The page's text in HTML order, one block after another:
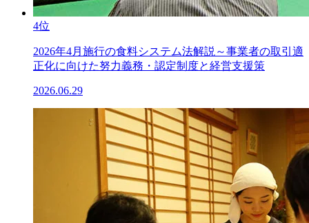
4位
2026年4月施行の食料システム法解説～事業者の取引適
正化に向けた努力義務・認定制度と経営支援策
2026.06.29